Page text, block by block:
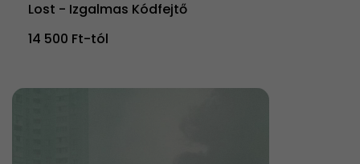
Lost - Izgalmas Kódfejtő
14 500 Ft-tól